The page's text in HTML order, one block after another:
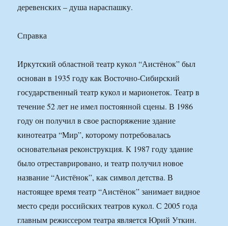
деревенских – душа нараспашку.
Справка
Иркутский областной театр кукол “Аистёнок” был
основан в 1935 году как Восточно-Сибирский
государственный театр кукол и марионеток. Театр в
течение 52 лет не имел постоянной сцены. В 1986
году он получил в свое распоряжение здание
кинотеатра “Мир”, которому потребовалась
основательная реконструкция. К 1987 году здание
было отреставрировано, и театр получил новое
название “Аистёнок”, как символ детства. В
настоящее время театр “Аистёнок” занимает видное
место среди российских театров кукол. С 2005 года
главным режиссером театра является Юрий Уткин.